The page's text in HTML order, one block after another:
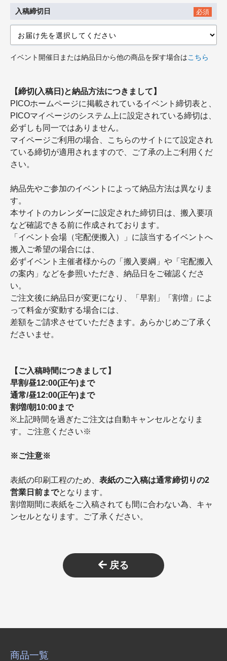
入稿締切日 必須
イベント開催日または納品日から他の商品を探す場合は こちら
【締切(入稿日)と納品方法につきまして】
PICOホームページに掲載されているイベント締切表と、
PICOマイページのシステム上に設定されている締切は、
必ずしも同一ではありません。
マイページご利用の場合、こちらのサイトにて設定され
ている締切が適用されますので、ご了承の上ご利用くだ
さい。
納品先やご参加のイベントによって納品方法は異なりま
す。
本サイトのカレンダーに設定された締切日は、搬入要項
など確認できる前に作成されております。
「イベント会場（宅配便搬入）」に該当するイベントへ
搬入ご希望の場合には、
必ずイベント主催者様からの「搬入要綱」や「宅配搬入
の案内」などを参照いただき、納品日をご確認くださ
い。
ご注文後に納品日が変更になり、「早割」「割増」によ
って料金が変動する場合には、
差額をご請求させていただきます。あらかじめご了承く
ださいませ。
【ご入稿時間につきまして】
早割/昼12:00(正午)まで
通常/昼12:00(正午)まで
割増/朝10:00まで
※上記時間を過ぎたご注文は自動キャンセルとなりま
す。ご注意ください※
※ご注意※
表紙の印刷工程のため、 表紙のご入稿は通常締切りの2
営業日前までとなります。
割増期間に表紙をご入稿されても間に合わない為、キャ
ンセルとなります。ご了承ください。
戻る
商品一覧